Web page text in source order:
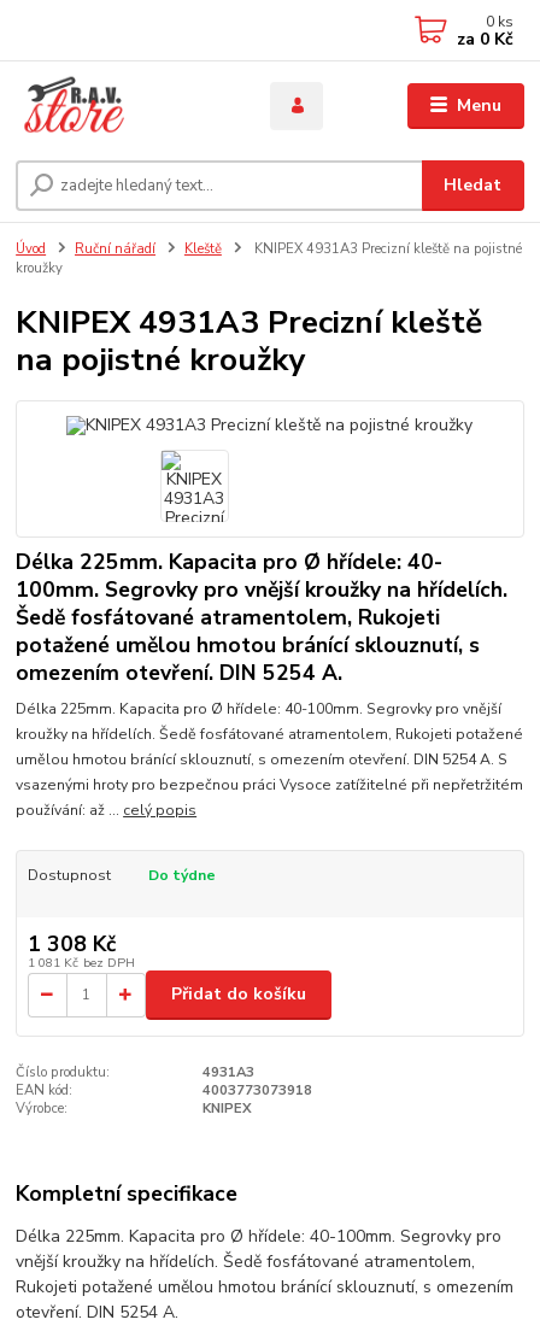
Menu
Hledat
0 ks
za 0 Kč
Úvod Ruční nářadí Kleště
KNIPEX 4931A3 Precizní kleště na pojistné
kroužky
KNIPEX 4931A3 Precizní kleště
na pojistné kroužky
Délka 225mm. Kapacita pro Ø hřídele: 40-
100mm. Segrovky pro vnější kroužky na hřídelích.
Šedě fosfátované atramentolem, Rukojeti
potažené umělou hmotou bránící sklouznutí, s
omezením otevření. DIN 5254 A.
Délka 225mm. Kapacita pro Ø hřídele: 40-100mm. Segrovky pro vnější
kroužky na hřídelích. Šedě fosfátované atramentolem, Rukojeti potažené
umělou hmotou bránící sklouznutí, s omezením otevření. DIN 5254 A. S
vsazenými hroty pro bezpečnou práci Vysoce zatížitelné při nepřetržitém
používání: až ... celý popis
Dostupnost Do týdne
1 308 Kč
1 081 Kč bez DPH
Přidat do košíku
Číslo produktu:
4931A3
EAN kód:
4003773073918
Výrobce:
KNIPEX
Kompletní specifikace
Délka 225mm. Kapacita pro Ø hřídele: 40-100mm. Segrovky pro
vnější kroužky na hřídelích. Šedě fosfátované atramentolem,
Rukojeti potažené umělou hmotou bránící sklouznutí, s omezením
otevření. DIN 5254 A.